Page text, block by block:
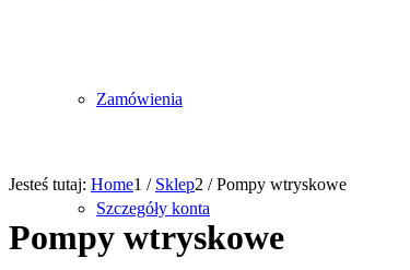
Zamówienia
Szczegóły konta
Jesteś tutaj: Home1 / Sklep2 / Pompy wtryskowe
Pompy wtryskowe